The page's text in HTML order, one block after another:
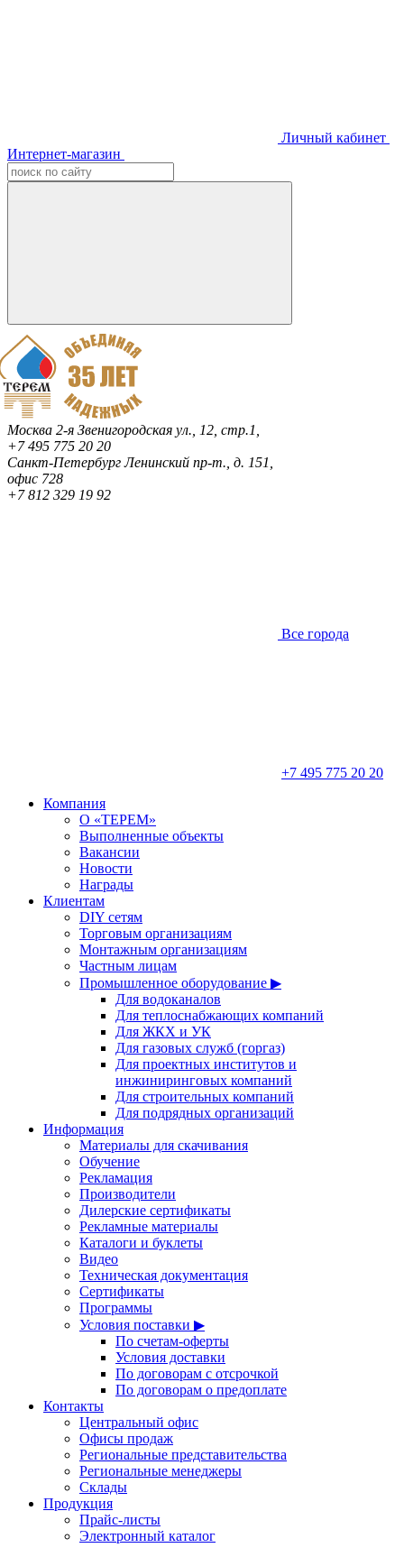
Личный кабинет
Интернет-магазин
Москва 2-я Звенигородская ул., 12, стр.1,
+7 495 775 20 20
Санкт-ПетербургЛенинский пр-т., д. 151,
офис 728
+7 812 329 19 92
Все города
+7 495 775 20 20
Компания
О «ТЕРЕМ»
Выполненные объекты
Вакансии
Новости
Награды
Клиентам
DIY сетям
Торговым организациям
Монтажным организациям
Частным лицам
Промышленное оборудование ▶
Для водоканалов
Для теплоснабжающих компаний
Для ЖКХ и УК
Для газовых служб (горгаз)
Для проектных институтов и
инжиниринговых компаний
Для строительных компаний
Для подрядных организаций
Информация
Материалы для скачивания
Обучение
Рекламация
Производители
Дилерские сертификаты
Рекламные материалы
Каталоги и буклеты
Видео
Техническая документация
Сертификаты
Программы
Условия поставки ▶
По счетам-оферты
Условия доставки
По договорам с отсрочкой
По договорам о предоплате
Контакты
Центральный офис
Офисы продаж
Региональные представительства
Региональные менеджеры
Склады
Продукция
Прайс-листы
Электронный каталог